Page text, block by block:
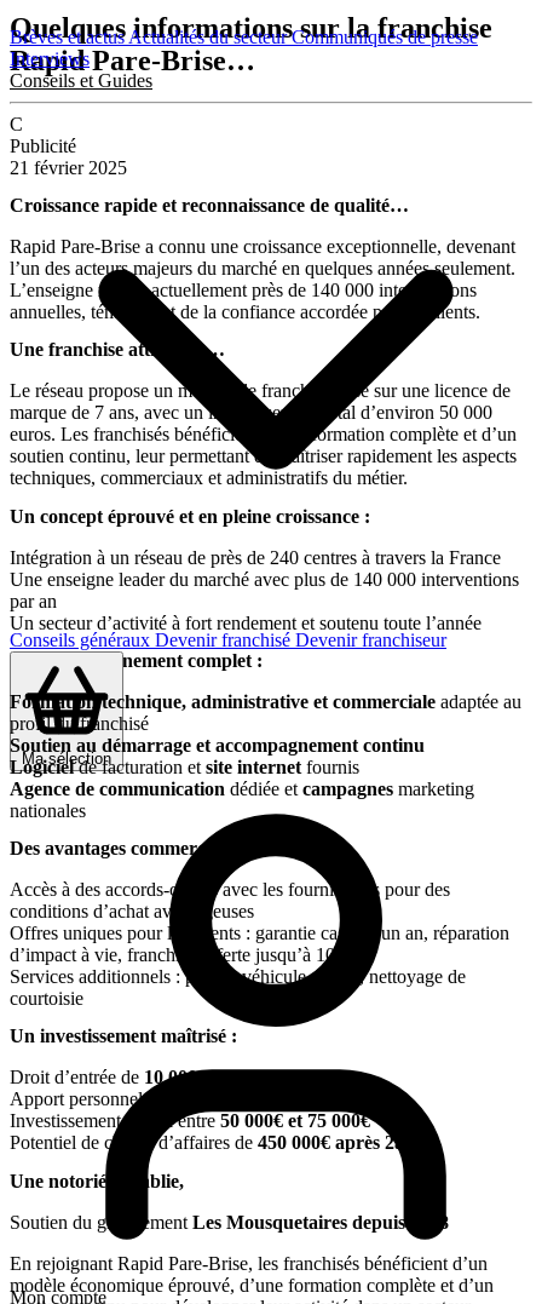
Brèves et actusActualités du secteurCommuniqués de presse
Interviews
Conseils et Guides
Conseils généraux Devenir franchisé Devenir franchiseur
Ma sélection
Mon compte
Quelques informations sur la franchise
Rapid Pare-Brise…
C
Publicité
21 février 2025
Croissance rapide et reconnaissance de qualité…
Rapid Pare-Brise a connu une croissance exceptionnelle, devenant
l’un des acteurs majeurs du marché en quelques années seulement.
L’enseigne réalise actuellement près de 140 000 interventions
annuelles, témoignant de la confiance accordée par les clients.
Une franchise attractive…
Le réseau propose un modèle de franchise basé sur une licence de
marque de 7 ans, avec un investissement total d’environ 50 000
euros. Les franchisés bénéficient d’une formation complète et d’un
soutien continu, leur permettant de maîtriser rapidement les aspects
techniques, commerciaux et administratifs du métier.
Un concept éprouvé et en pleine croissance :
Intégration à un réseau de près de 240 centres à travers la France
Une enseigne leader du marché avec plus de 140 000 interventions
par an
Un secteur d’activité à fort rendement et soutenu toute l’année
Un accompagnement complet :
Formation technique, administrative et commerciale adaptée au
profil du franchisé
Soutien au démarrage et accompagnement continu
Logicielde facturation et site internet fournis
Agence de communication dédiée et campagnes marketing
nationales
Des avantages commerciaux…
Accès à des accords-cadres avec les fournisseurs pour des
conditions d’achat avantageuses
Offres uniques pour les clients : garantie casse d’un an, réparation
d’impact à vie, franchise offerte jusqu’à 100€
Services additionnels : prêt de véhicule gratuit, nettoyage de
courtoisie
Un investissement maîtrisé :
Droit d’entrée de 10 000€ HT
Apport personnel à partir de
Investissement global entre 50 000€ et 75 000€
Potentiel de chiffre d’affaires de 450 000€ après 2ans
Une notoriété établie,
Soutien du groupement Les Mousquetaires depuis 2018
En rejoignant Rapid Pare-Brise, les franchisés bénéficient d’un
modèle économique éprouvé, d’une formation complète et d’un